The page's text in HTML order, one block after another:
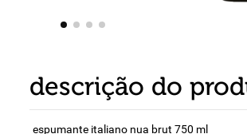
descrição do
espumante italiano nua brut 750 ml